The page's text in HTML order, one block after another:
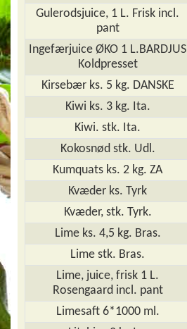
Gulerodsjuice, 1 L. Frisk incl.
pant
Ingefærjuice ØKO 1 L.BARDJUS
Koldpresset
Kirsebær ks. 5 kg. DANSKE
Kiwi ks. 3 kg. Ita.
Kiwi. stk. Ita.
Kokosnød stk. Udl.
Kumquats ks. 2 kg. ZA
Kvæder ks. Tyrk
Kvæder, stk. Tyrk.
Lime ks. 4,5 kg. Bras.
Lime stk. Bras.
Lime, juice, frisk 1 L.
Rosengaard incl. pant
Limesaft 6*1000 ml.